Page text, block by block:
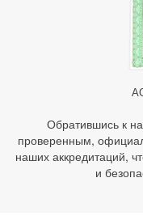
Обратившись к
проверенным,
наших аккредитаций,
и